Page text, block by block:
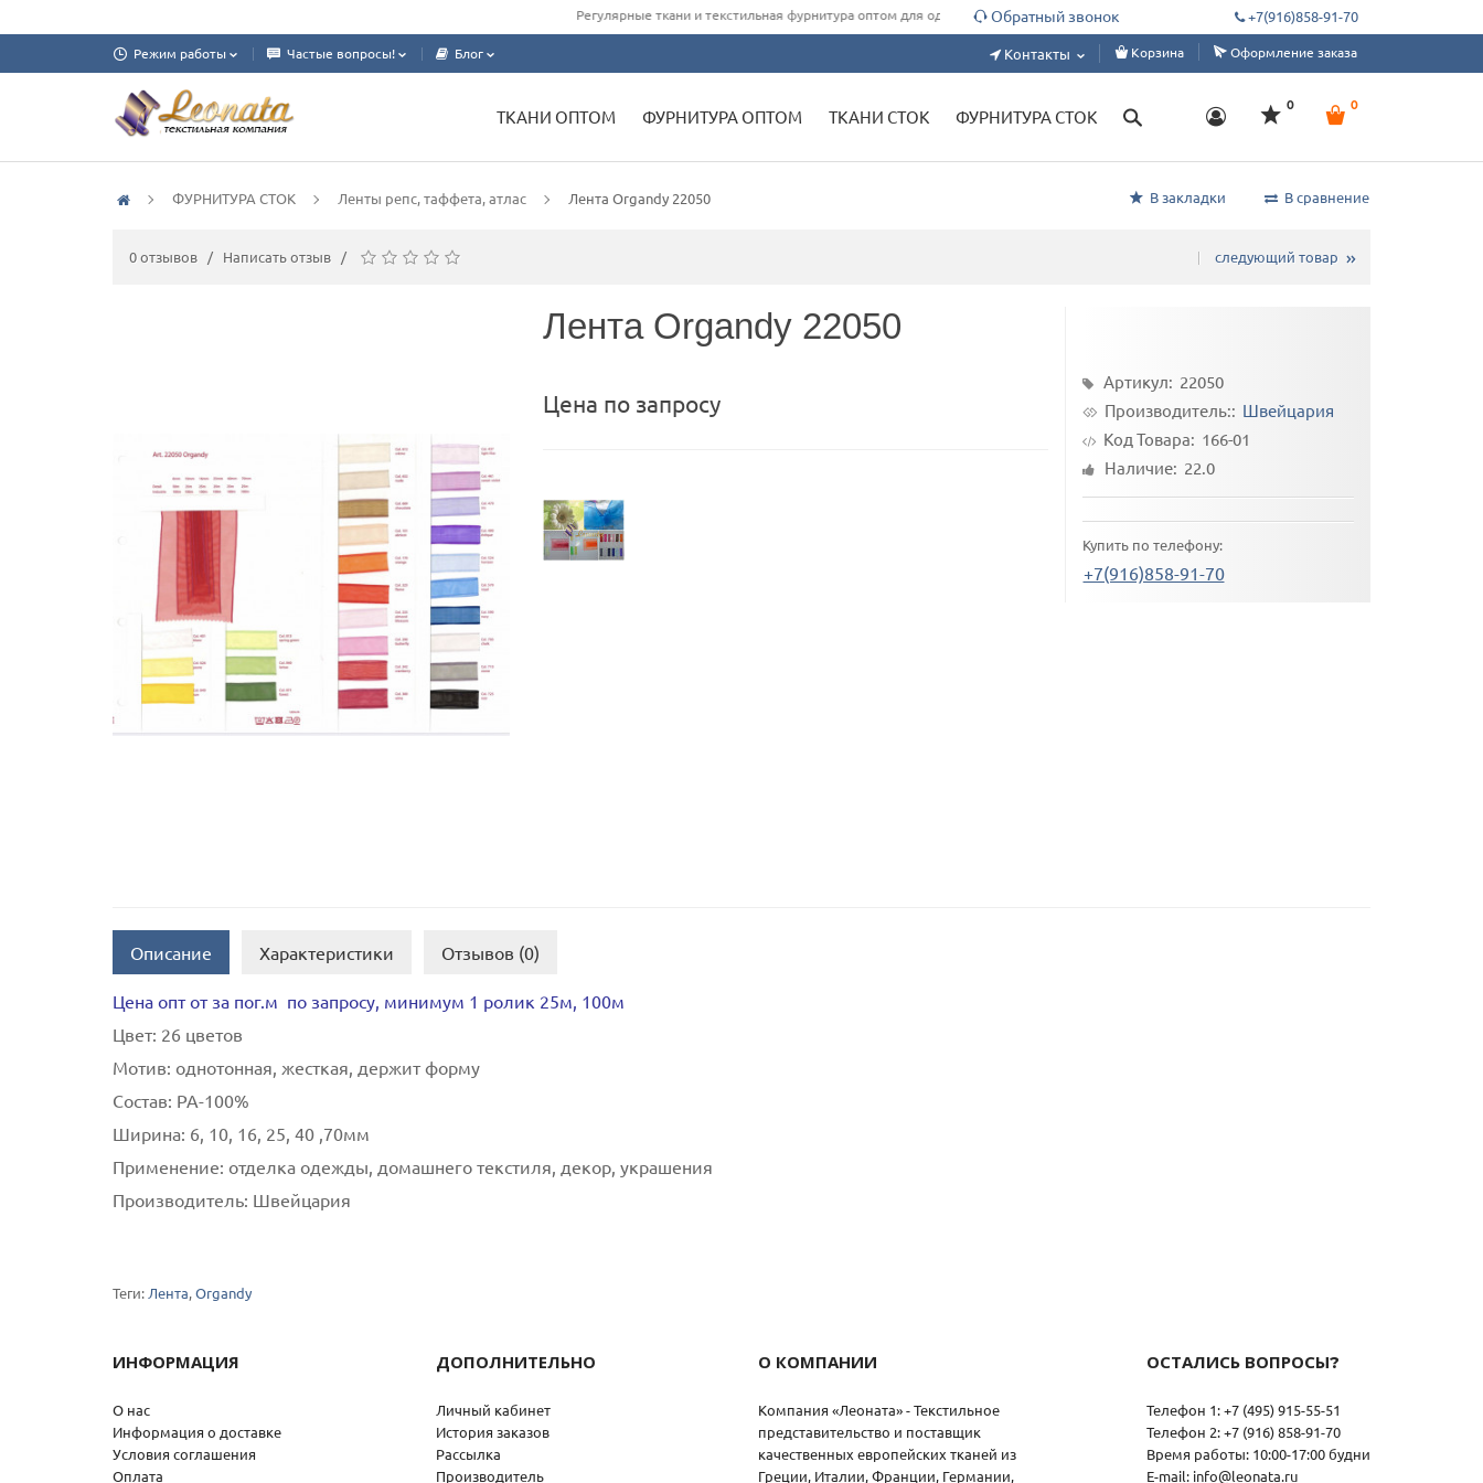
Регулярные ткани и текстильная фурнитура оптом для одежды швейным цехам, дизайнерам, ателье. Склад от 1 м, под заказ от 50 метров.
Обратный звонок +7(916)858-91-70
Режим работы Частые вопросы! Блог Контакты Корзина Оформление заказа
ТКАНИ ОПТОМ ФУРНИТУРА ОПТОМ ТКАНИ СТОК ФУРНИТУРА СТОК
0 0
ФУРНИТУРА СТОК Ленты репс, таффета, атлас Лента Organdy 22050 В закладки В сравнение
0 отзывов / Написать отзыв / следующий товар
Лента Organdy 22050
Цена по запросу
Артикул: 22050
Производитель:: Швейцария
Код Товара: 166-01
Наличие: 22.0
Купить по телефону:
+7(916)858-91-70
Описание Характеристики Отзывов (0)
Цена опт от за пог.м по запросу, минимум 1 ролик 25м, 100м
Цвет: 26 цветов
Мотив: однотонная, жесткая, держит форму
Состав: РА-100%
Ширина: 6, 10, 16, 25, 40 ,70мм
Применение: отделка одежды, домашнего текстиля, декор, украшения
Производитель: Швейцария
Теги: Лента,Organdy
ИНФОРМАЦИЯ
О нас
Информация о доставке
Условия соглашения
Оплата
ДОПОЛНИТЕЛЬНО
Личный кабинет
История заказов
Рассылка
Производитель
О КОМПАНИИ
Компания «Леоната» - Текстильное
представительство и поставщик
качественных европейских тканей из
Греции, Италии, Франции, Германии,
ОСТАЛИСЬ ВОПРОСЫ?
Телефон 1: +7 (495) 915-55-51
Телефон 2: +7 (916) 858-91-70
Время работы: 10:00-17:00 будни
E-mail: info@leonata.ru